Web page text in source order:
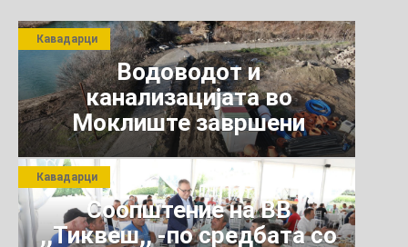
Водоводот и
канализацијата во
Моклиште завршени
Кавадарци
Соопштение на ВВ
,,Тиквеш,, -по средбата со
Кавадарци